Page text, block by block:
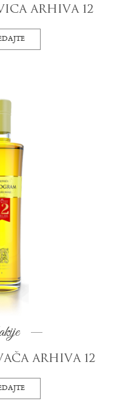
ARHIVA 12
ARHIVA 12